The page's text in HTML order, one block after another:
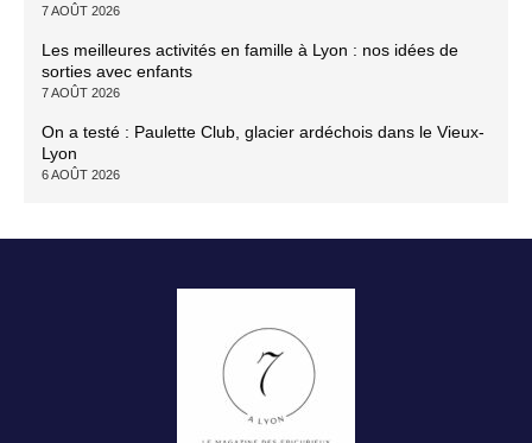
7 AOÛT 2026
Les meilleures activités en famille à Lyon : nos idées de
sorties avec enfants
7 AOÛT 2026
On a testé : Paulette Club, glacier ardéchois dans le Vieux-
Lyon
6 AOÛT 2026